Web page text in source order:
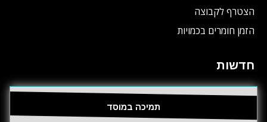
הצטרף לקבוצה
הזמן חומרים בכמויות
חדשות
תמיכה במוסד